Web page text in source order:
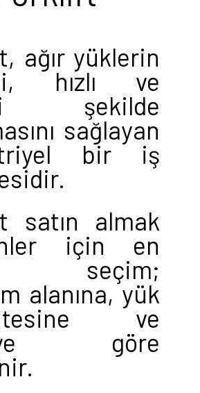
ağır yüklerin
hızlı ve
şekilde
sağlayan
bir iş
satın almak
için en
seçim;
alanına, yük
ve
göre